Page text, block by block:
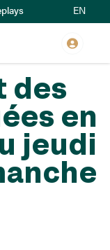
EN
des
en
jeudi